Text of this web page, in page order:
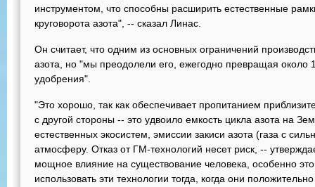
инструментом, что способны расширить естественные
круговорота азота", -- сказал Линас.
Он считает, что одним из основных ограничений
азота, но "мы преодолели его, ежегодно превращая около
удобрения".
"Это хорошо, так как обеспечивает пропитанием
с другой стороны -- это удвоило емкость цикла азота на
естественных экосистем, эмиссии закиси азота (газа с
атмосферу. Отказ от ГМ-технологий несет риск, --
мощное влияние на существование человека, особенно
использовать эти технологии тогда, когда они